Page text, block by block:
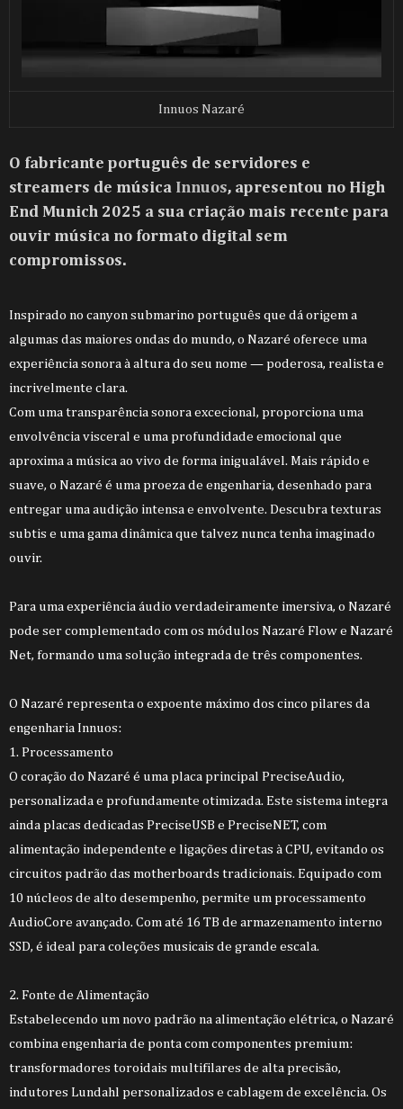
Innuos Nazaré
O fabricante português de servidores e
streamers de música Innuos, apresentou no High
End Munich 2025 a sua criação mais recente para
ouvir música no formato digital sem
compromissos.
Inspirado no canyon submarino português que dá origem a
algumas das maiores ondas do mundo, o Nazaré oferece uma
experiência sonora à altura do seu nome — poderosa, realista e
incrivelmente clara.
Com uma transparência sonora excecional, proporciona uma
envolvência visceral e uma profundidade emocional que
aproxima a música ao vivo de forma inigualável. Mais rápido e
suave, o Nazaré é uma proeza de engenharia, desenhado para
entregar uma audição intensa e envolvente. Descubra texturas
subtis e uma gama dinâmica que talvez nunca tenha imaginado
ouvir.
Para uma experiência áudio verdadeiramente imersiva, o Nazaré
pode ser complementado com os módulos Nazaré Flow e Nazaré
Net, formando uma solução integrada de três componentes.
O Nazaré representa o expoente máximo dos cinco pilares da
engenharia Innuos:
1. Processamento
O coração do Nazaré é uma placa principal PreciseAudio,
personalizada e profundamente otimizada. Este sistema integra
ainda placas dedicadas PreciseUSB e PreciseNET, com
alimentação independente e ligações diretas à CPU, evitando os
circuitos padrão das motherboards tradicionais. Equipado com
10 núcleos de alto desempenho, permite um processamento
AudioCore avançado. Com até 16 TB de armazenamento interno
SSD, é ideal para coleções musicais de grande escala.
2. Fonte de Alimentação
Estabelecendo um novo padrão na alimentação elétrica, o Nazaré
combina engenharia de ponta com componentes premium:
transformadores toroidais multifilares de alta precisão,
indutores Lundahl personalizados e cablagem de excelência. Os